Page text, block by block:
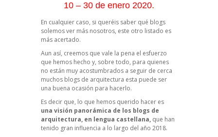
10 – 30 de enero 2020.
En cualquier caso, si queréis saber qué blogs
solemos ver más nosotros, este otro listado es
más acertado.
Aun así, creemos que vale la pena el esfuerzo
que hemos hecho y, sobre todo, para quienes
no están muy acostumbrados a seguir de cerca
muchos blogs de arquitectura esta puede ser
una buena ocasión para hacerlo.
Es decir que, lo que hemos querido hacer es
una visión panorámica de los blogs de
arquitectura, en lengua castellana, que han
tenido gran influencia a lo largo del año 2018.